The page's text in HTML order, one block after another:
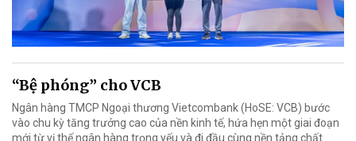
“Bệ phóng” cho VCB
Ngân hàng TMCP Ngoại thương Vietcombank (HoSE: VCB) bước
vào chu kỳ tăng trưởng cao của nền kinh tế, hứa hẹn một giai đoạn
mới từ vị thế ngân hàng trọng yếu và đi đầu cùng nền tảng chất